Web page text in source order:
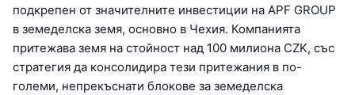
подкрепен от значителните инвестиции на APF GROUP
в земеделска земя, основно в Чехия. Компанията
притежава земя на стойност над 100 милиона CZK, със
стратегия да консолидира тези притежания в по-
големи, непрекъснати блокове за земеделска